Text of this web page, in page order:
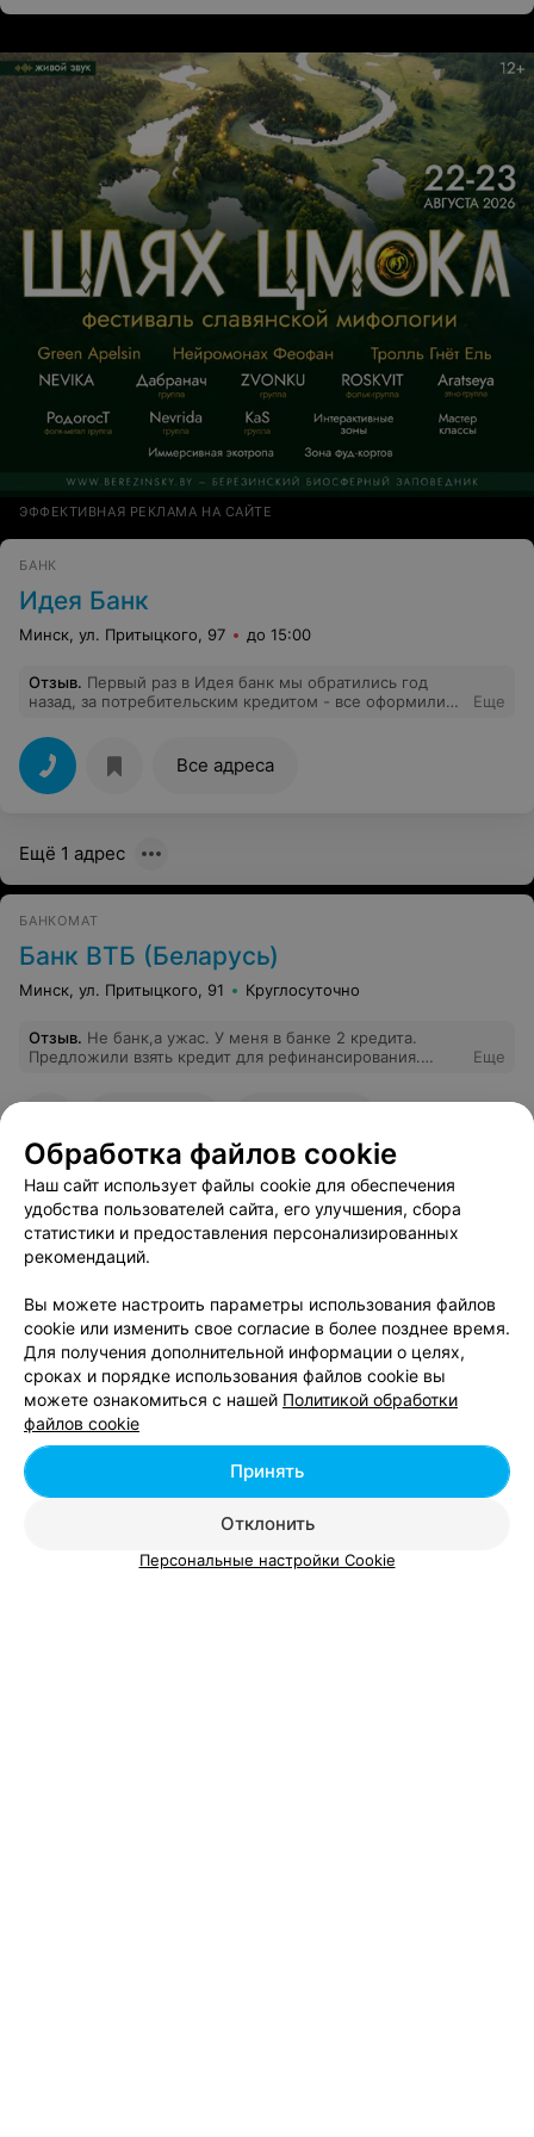
благ. Хотелось бы , чтобы таких людей больше
ЭФФЕКТИВНАЯ РЕКЛАМА НА САЙТЕ
БАНК
Идея Банк
Минск, ул. Притыцкого, 97 до 15:00
Отзыв. Первый раз в Идея банк мы обратились год
назад, за потребительским кредитом - все оформили
погасили, проценты были не большие, а вот после
этого мы перевели с другого манка сюда как
депозиты, так и выплаты по заработной плате. Нам
нравятся условия.
Еще
Все адреса
Ещё 1 адрес
БАНКОМАТ
Банк ВТБ (Беларусь)
Минск, ул. Притыцкого, 91 Круглосуточно
Отзыв. Не банк,а ужас. У меня в банке 2 кредита.
Предложили взять кредит для рефинансирования.
работаю на одной работе 7 лет. Просрочек платежа не
допускала. И в результате в рефинансировании мне
отказали. О какой конфиденциальности может идти
речь в этом банке. И зачем было предлагать
рефинансирование,чтобы поиздеваться?
Еще
Ещё 1 адрес
ЭФФЕКТИВНАЯ РЕКЛАМА НА САЙТЕ
Обработка файлов cookie
Наш сайт использует файлы cookie для обеспечения
удобства пользователей сайта, его улучшения, сбора
статистики и предоставления персонализированных
рекомендаций.
Вы можете настроить параметры использования файлов
cookie или изменить свое согласие в более позднее время.
Для получения дополнительной информации о целях,
сроках и порядке использования файлов cookie вы
можете ознакомиться с нашей Политикой обработки
файлов cookie
Отклонить
Принять
Персональные настройки Cookie